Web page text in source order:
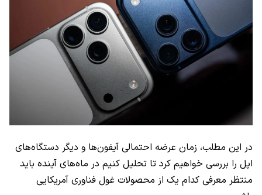
در این مطلب، زمان عرضه احتمالی آیفون‌ها و دیگر دستگاه‌های
اپل را بررسی خواهیم کرد تا تحلیل کنیم در ماه‌های آینده باید
منتظر معرفی کدام یک از محصولات غول فناوری آمریکایی